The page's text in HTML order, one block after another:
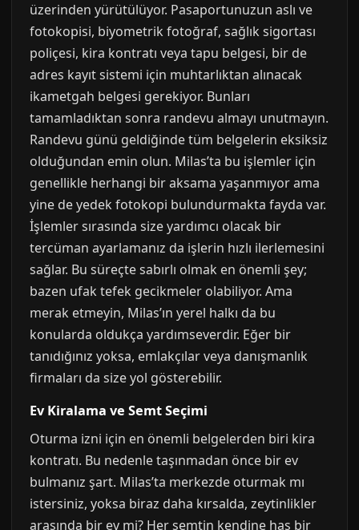
üzerinden yürütülüyor. Pasaportunuzun aslı ve
fotokopisi, biyometrik fotoğraf, sağlık sigortası
poliçesi, kira kontratı veya tapu belgesi, bir de
adres kayıt sistemi için muhtarlıktan alınacak
ikametgah belgesi gerekiyor. Bunları
tamamladıktan sonra randevu almayı unutmayın.
Randevu günü geldiğinde tüm belgelerin eksiksiz
olduğundan emin olun. Milas’ta bu işlemler için
genellikle herhangi bir aksama yaşanmıyor ama
yine de yedek fotokopi bulundurmakta fayda var.
İşlemler sırasında size yardımcı olacak bir
tercüman ayarlamanız da işlerin hızlı ilerlemesini
sağlar. Bu süreçte sabırlı olmak en önemli şey;
bazen ufak tefek gecikmeler olabiliyor. Ama
merak etmeyin, Milas’ın yerel halkı da bu
konularda oldukça yardımseverdir. Eğer bir
tanıdığınız yoksa, emlakçılar veya danışmanlık
firmaları da size yol gösterebilir.
Ev Kiralama ve Semt Seçimi
Oturma izni için en önemli belgelerden biri kira
kontratı. Bu nedenle taşınmadan önce bir ev
bulmanız şart. Milas’ta merkezde oturmak mı
istersiniz, yoksa biraz daha kırsalda, zeytinlikler
arasında bir ev mi? Her semtin kendine has bir